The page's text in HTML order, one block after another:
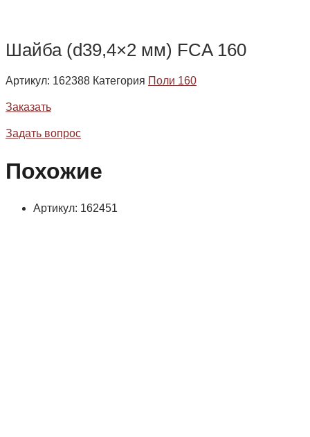
Шайба (d39,4×2 мм) FCA 160
Артикул: 162388 Категория Поли 160
Заказать
Задать вопрос
Похожие
Артикул: 162451